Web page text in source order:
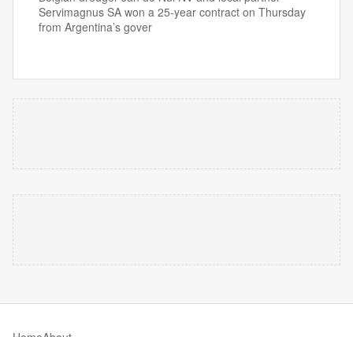
Servimagnus SA won a 25-year contract on Thursday
from Argentina’s gover